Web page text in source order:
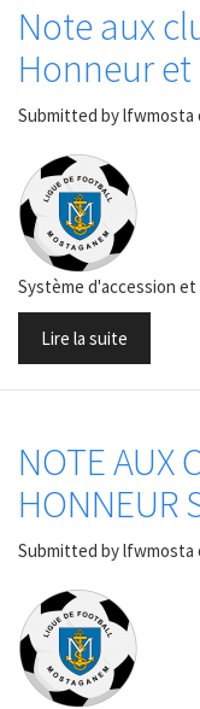
Note aux
Honneur
Submitted bylfwmosta
Système d'accession
Lire la suite
NOTE AUX
HONNEUR
Submitted bylfwmosta